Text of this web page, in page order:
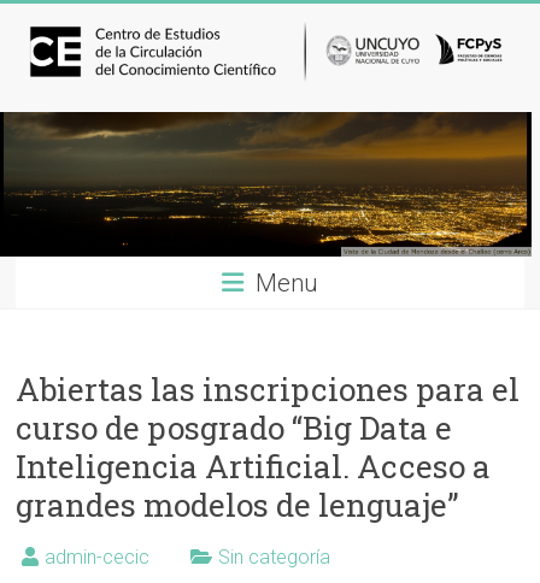
Menu
Abiertas las inscripciones para el
curso de posgrado “Big Data e
Inteligencia Artificial. Acceso a
grandes modelos de lenguaje”
admin-cecic Sin categoría